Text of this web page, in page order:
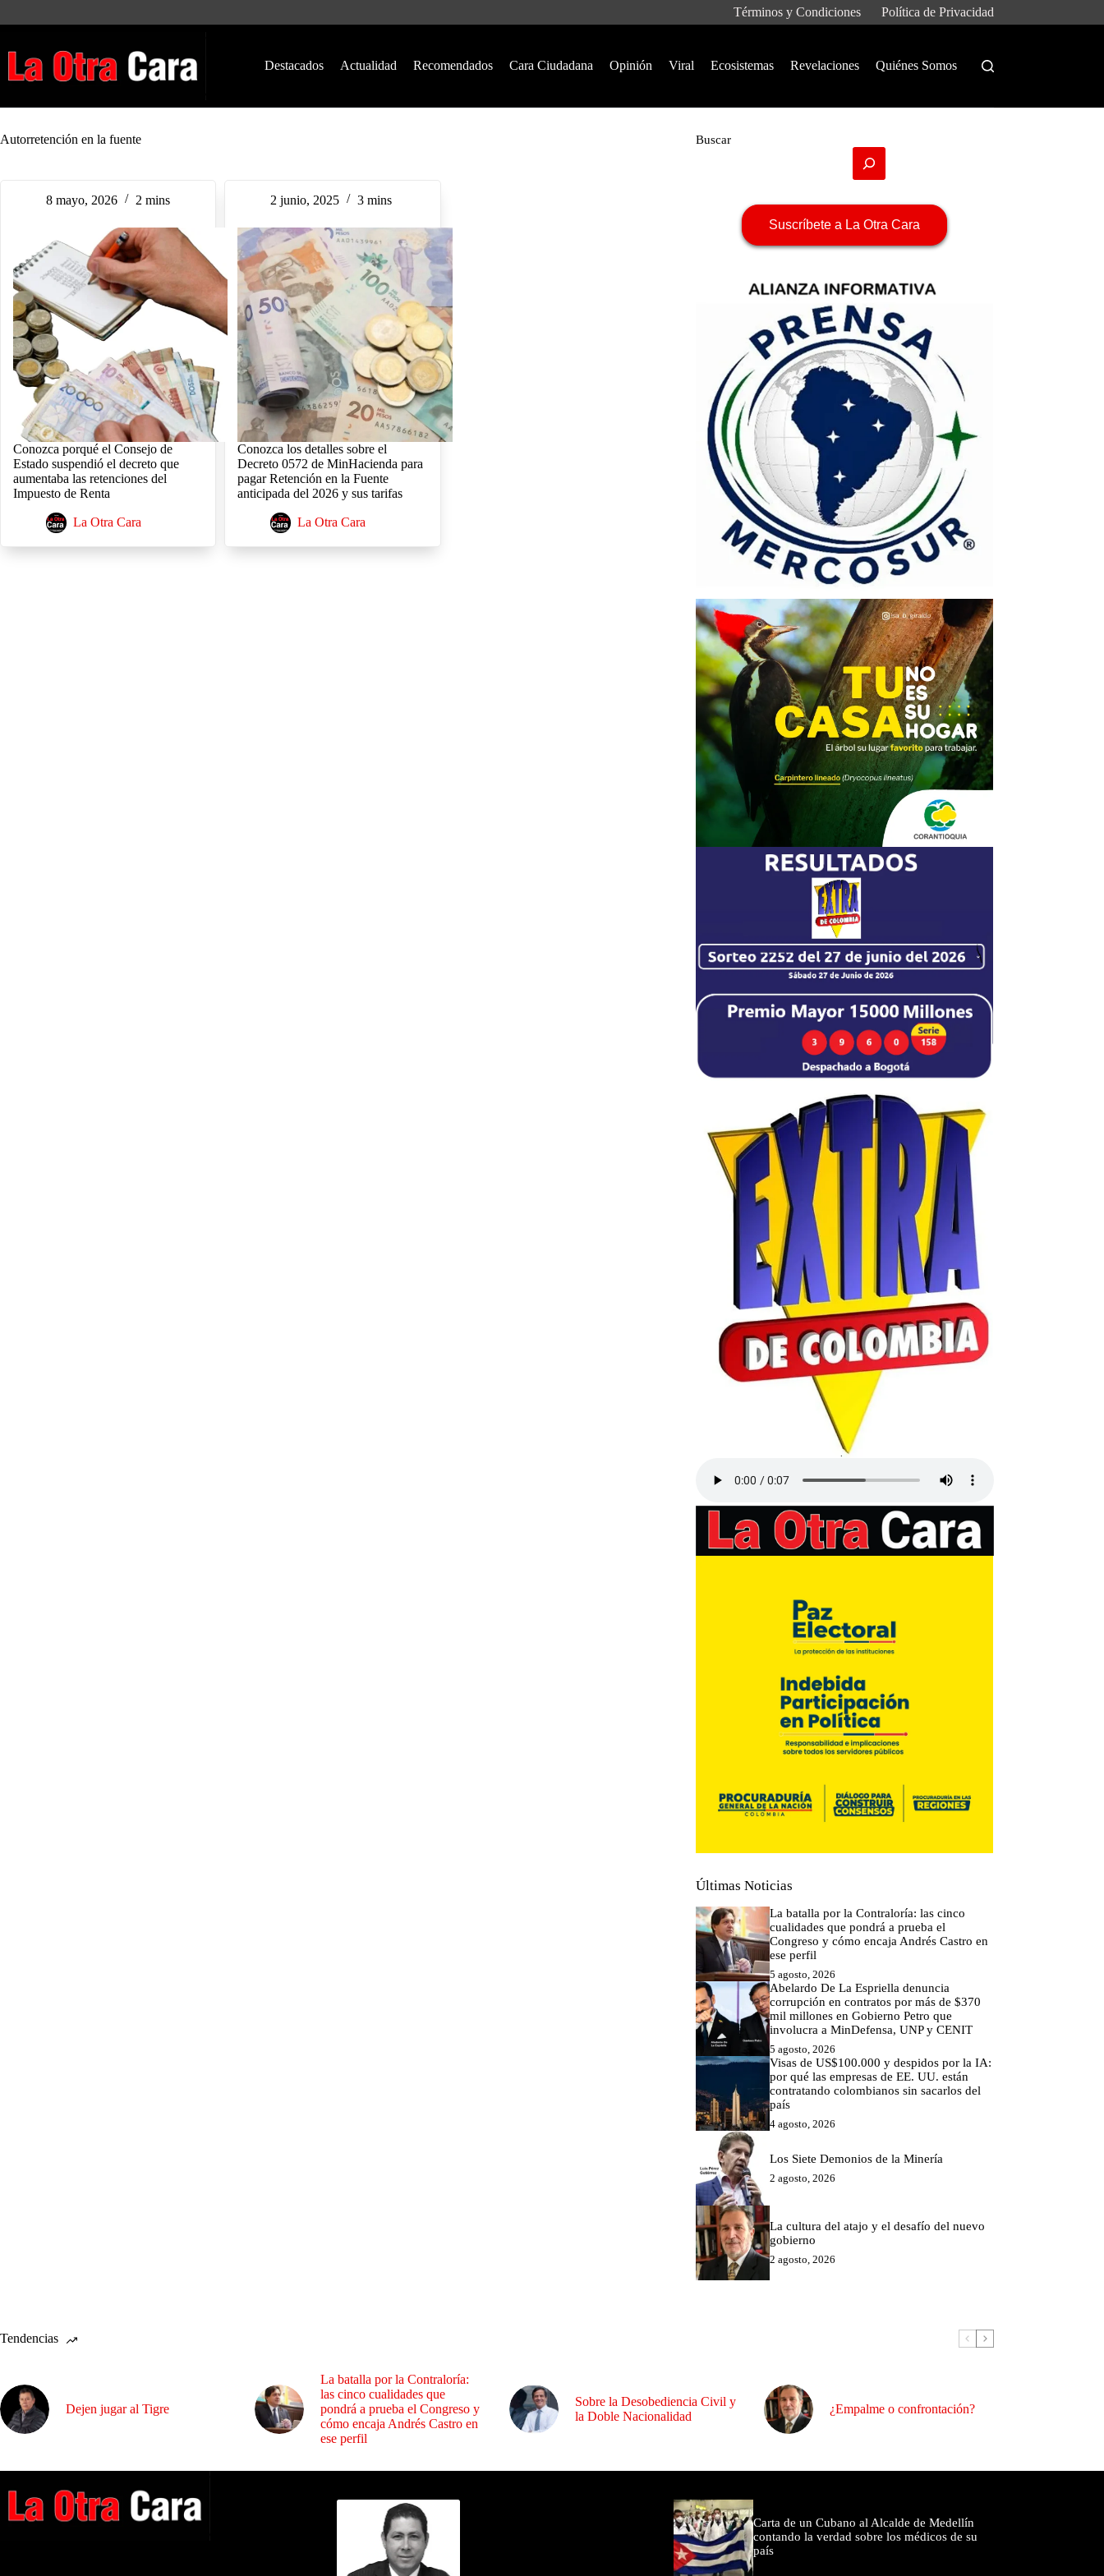
Términos y Condiciones Política de Privacidad
Destacados Actualidad Recomendados Cara Ciudadana Opinión Viral Ecosistemas Revelaciones Quiénes Somos
Autorretención en la fuente
8 mayo, 2026 2 mins
Conozca porqué el Consejo de
Estado suspendió el decreto que
aumentaba las retenciones del
Impuesto de Renta
La Otra Cara
2 junio, 2025 3 mins
Conozca los detalles sobre el
Decreto 0572 de MinHacienda para
pagar Retención en la Fuente
anticipada del 2026 y sus tarifas
La Otra Cara
Buscar
Suscríbete a La Otra Cara
Últimas Noticias
La batalla por la Contraloría: las cinco
cualidades que pondrá a prueba el
Congreso y cómo encaja Andrés Castro en
ese perfil
5 agosto, 2026
Abelardo De La Espriella denuncia
corrupción en contratos por más de $370
mil millones en Gobierno Petro que
involucra a MinDefensa, UNP y CENIT
5 agosto, 2026
Visas de US$100.000 y despidos por la IA:
por qué las empresas de EE. UU. están
contratando colombianos sin sacarlos del
país
4 agosto, 2026
Los Siete Demonios de la Minería
2 agosto, 2026
La cultura del atajo y el desafío del nuevo
gobierno
2 agosto, 2026
Tendencias
Dejen jugar al Tigre
La batalla por la Contraloría:
las cinco cualidades que
pondrá a prueba el Congreso y
cómo encaja Andrés Castro en
ese perfil
Sobre la Desobediencia Civil y
la Doble Nacionalidad
¿Empalme o confrontación?
Carta de un Cubano al Alcalde de Medellín
contando la verdad sobre los médicos de su
país